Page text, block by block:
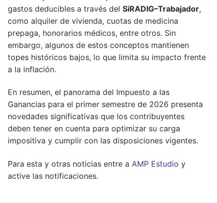
gastos deducibles a través del SiRADIG–Trabajador,
como alquiler de vivienda, cuotas de medicina
prepaga, honorarios médicos, entre otros. Sin
embargo, algunos de estos conceptos mantienen
topes históricos bajos, lo que limita su impacto frente
a la inflación.
En resumen, el panorama del Impuesto a las
Ganancias para el primer semestre de 2026 presenta
novedades significativas que los contribuyentes
deben tener en cuenta para optimizar su carga
impositiva y cumplir con las disposiciones vigentes.
Para esta y otras noticias entre a AMP Estudio y
active las notificaciones.